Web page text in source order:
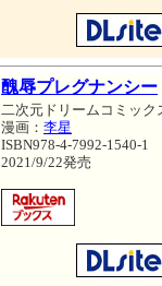
醜辱プレグナンシー
二次元ドリームコミック
漫画： 李星
ISBN978-4-7992-1540-1
2021/9/22発売